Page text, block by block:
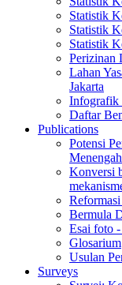
Statistik
Statistik
Statistik
Perizinan
Lahan
Jakarta
Infografik
Daftar
Publications
Potensi
Konversi
Bermula
Esai foto -
Glosarium
Usulan
Surveys